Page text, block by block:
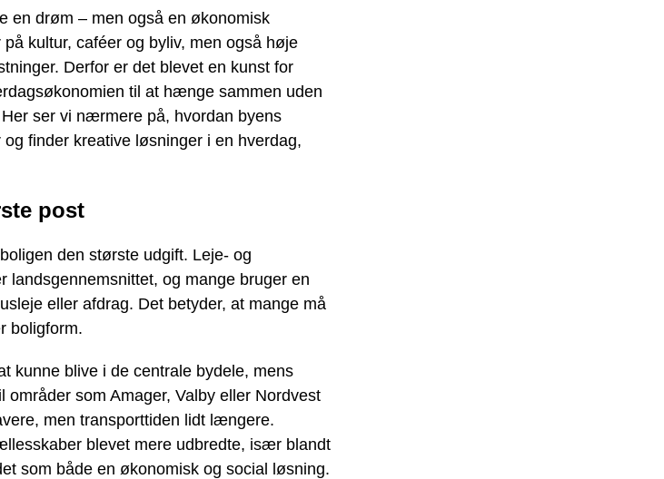
en drøm – men også en økonomisk
kultur, caféer og byliv, men også høje
Derfor er det blevet en kunst for
til at hænge sammen uden
ser vi nærmere på, hvordan byens
finder kreative løsninger i en hverdag,
post
den største udgift. Leje- og
landsgennemsnittet, og mange bruger en
eller afdrag. Det betyder, at mange må
boligform.
kunne blive i de centrale bydele, mens
som Amager, Valby eller Nordvest
men transporttiden lidt længere.
blevet mere udbredte, især blandt
som både en økonomisk og social løsning.